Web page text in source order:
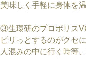
美味しく手軽に身体を
③生環研のプロポリス
ピリっとするのがクセ
人混みの中に行く時等